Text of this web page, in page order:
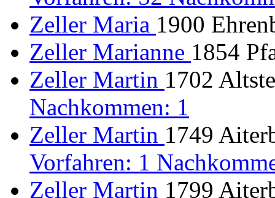
Zeller Maria 1900
Zeller Marianne 1854
Zeller Martin 1702
Nachkommen: 1
Zeller Martin 1749
Vorfahren: 1
Zeller Martin 1799